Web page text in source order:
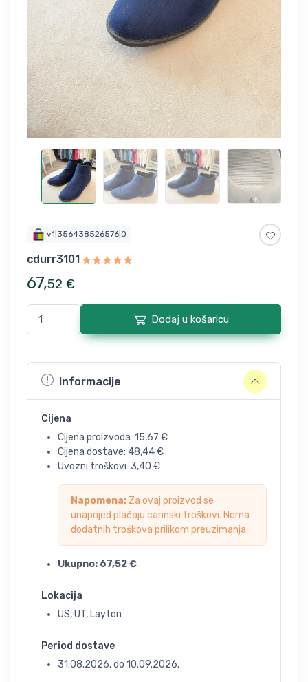
v1|356438526576|0
cdurr3101
67,52 €
Dodaj u košaricu
Informacije
Cijena
Cijena proizvoda: 15,67 €
Cijena dostave: 48,44€
Uvozni troškovi: 3,40 €
Napomena: Za ovaj proizvod se
unaprijed plaćaju carinski troškovi. Nema
dodatnih troškova prilikom preuzimanja.
Ukupno: 67,52€
Lokacija
US, UT, Layton
Period dostave
31.08.2026. do 10.09.2026.